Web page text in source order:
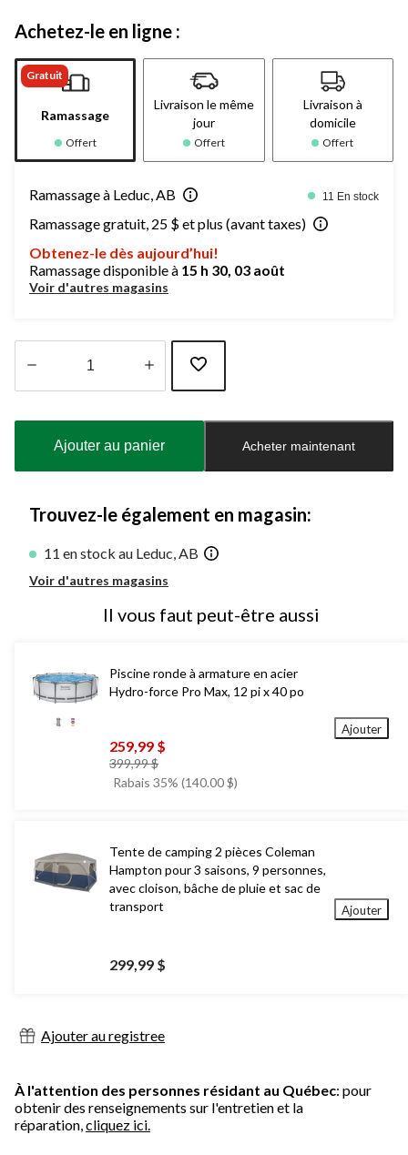
Achetez-le en ligne :
Gratuit
Ramassage
Offert
Livraison le même
jour
Offert
Livraison à
domicile
Offert
Ramassage à Leduc, AB 11 En stock
Ramassage gratuit, 25 $ et plus (avant taxes)
Obtenez-le dès aujourd’hui!
Ramassage disponible à 15 h 30, 03 août
Voir d'autres magasins
à
Ajouter au panier Acheter maintenant
Trouvez-le également en magasin:
11 en stock au Leduc, AB
Voir d'autres magasins
Il vous faut peut-être aussi
Piscine ronde à armature en acier
Hydro-force Pro Max, 12 pi x 40 po
259,99 $
399,99 $prix
était
Rabais 35% (140.00 $)
Ajouter
Tente de camping 2 pièces Coleman
Hampton pour 3 saisons, 9 personnes,
avec cloison, bâche de pluie et sac de
transport
299,99 $
Ajouter
Ajouter au registree
À l'attention des personnes résidant au Québec: pour
obtenir des renseignements sur l'entretien et la
réparation,cliquez ici.